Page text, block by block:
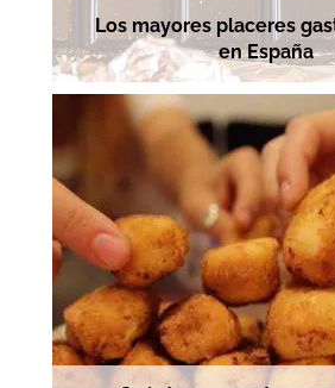
Los mayores placeres
en España